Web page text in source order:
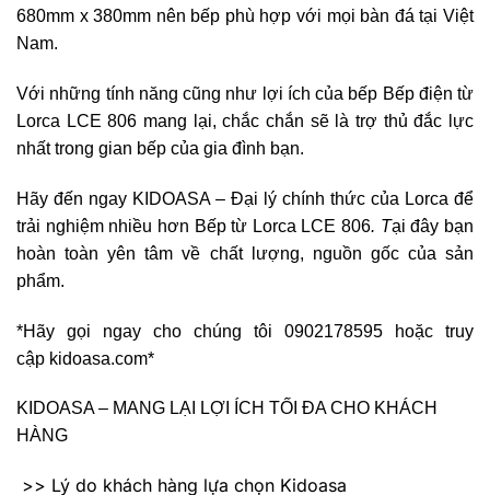
680mm x 380mm nên bếp phù hợp với mọi bàn đá tại Việt
Nam.
Với những tính năng cũng như lợi ích của bếp Bếp điện từ
Lorca LCE 806 mang lại, chắc chắn sẽ là trợ thủ đắc lực
nhất trong gian bếp của gia đình bạn.
Hãy đến ngay KIDOASA – Đại lý chính thức của Lorca để
trải nghiệm nhiều hơn Bếp từ Lorca LCE 806. Tại đây bạn
hoàn toàn yên tâm về chất lượng, nguồn gốc của sản
phẩm.
*Hãy gọi ngay cho chúng tôi 0902178595 hoặc truy
cập kidoasa.com*
KIDOASA – MANG LẠI LỢI ÍCH TỐI ĐA CHO KHÁCH
HÀNG
>> Lý do khách hàng lựa chọn Kidoasa